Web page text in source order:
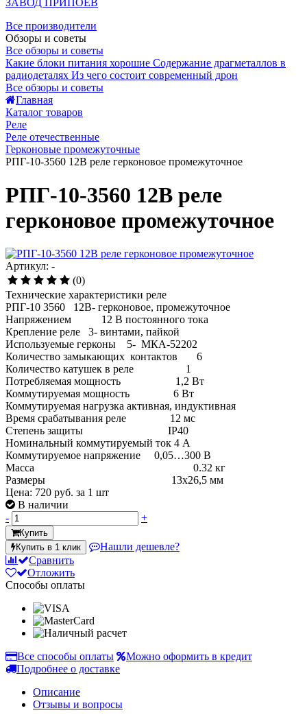
Все производители
Обзоры и советы
Все обзоры и советы
Какие блоки питания хорошие Содержание драгметаллов в
радиодеталях Из чего состоит современный дрон
Все обзоры и советы
Главная
Каталог товаров
Реле
Реле отечественные
Герконовые промежуточные
РПГ-10-3560 12В реле герконовое промежуточное
РПГ-10-3560 12В реле
герконовое промежуточное
Артикул: -
(0)
Технические характеристики реле
РПГ-10 3560 12В- герконовое, промежуточное
Напряжением 12 В постоянного тока
Крепление реле 3- винтами, пайкой
Используемые герконы 5- МКА-52202
Количество замыкающих контактов 6
Количество катушек в реле 1
Потребляемая мощность 1,2 Вт
Коммутируемая мощность 6 Вт
Коммутируемая нагрузка активная, индуктивная
Время срабатывания реле 12 мс
Степень защиты IP40
Номинальный коммутируемый ток 4 А
Коммутируемое напряжение 0,05…300 В
Масса 0.32 кг
Размеры 13х26,5 мм
Цена: 720 руб. за 1 шт
В наличии
-
+
Купить
Купить в 1 клик
Нашли дешевле?
Сравнить
Отложить
Способы оплаты
Все способы оплаты
Можно оформить в кредит
Подробнее о доставке
Описание
Отзывы и вопросы